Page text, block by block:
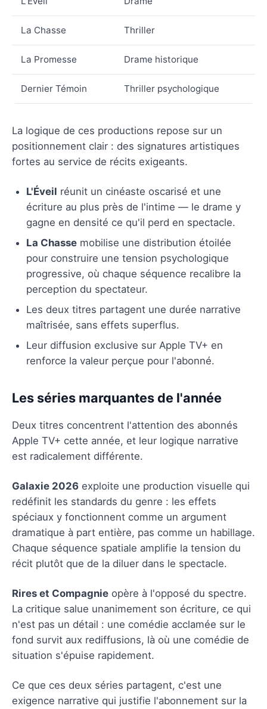
La Chasse Thriller
La Promesse Drame historique
Dernier Témoin Thriller psychologique
La logique de ces productions repose sur un
positionnement clair : des signatures artistiques
fortes au service de récits exigeants.
L'Éveil réunit un cinéaste oscarisé et une
écriture au plus près de l'intime — le drame y
gagne en densité ce qu'il perd en spectacle.
La Chasse mobilise une distribution étoilée
pour construire une tension psychologique
progressive, où chaque séquence recalibre la
perception du spectateur.
Les deux titres partagent une durée narrative
maîtrisée, sans effets superflus.
Leur diffusion exclusive sur Apple TV+ en
renforce la valeur perçue pour l'abonné.
Les séries marquantes de l'année
Deux titres concentrent l'attention des abonnés
Apple TV+ cette année, et leur logique narrative
est radicalement différente.
Galaxie 2026 exploite une production visuelle qui
redéfinit les standards du genre : les effets
spéciaux y fonctionnent comme un argument
dramatique à part entière, pas comme un habillage.
Chaque séquence spatiale amplifie la tension du
récit plutôt que de la diluer dans le spectacle.
Rires et Compagnie opère à l'opposé du spectre.
La critique salue unanimement son écriture, ce qui
n'est pas un détail : une comédie acclamée sur le
fond survit aux rediffusions, là où une comédie de
situation s'épuise rapidement.
Ce que ces deux séries partagent, c'est une
exigence narrative qui justifie l'abonnement sur la